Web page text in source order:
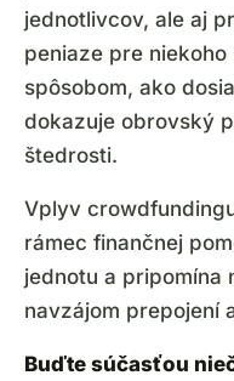
jednotlivcov, ale aj
peniaze pre
spôsobom, ako
dokazuje obrovský
štedrosti.
Vplyv
rámec finančnej
jednotu a pripomína
navzájom prepojení
Buďte súčasťou